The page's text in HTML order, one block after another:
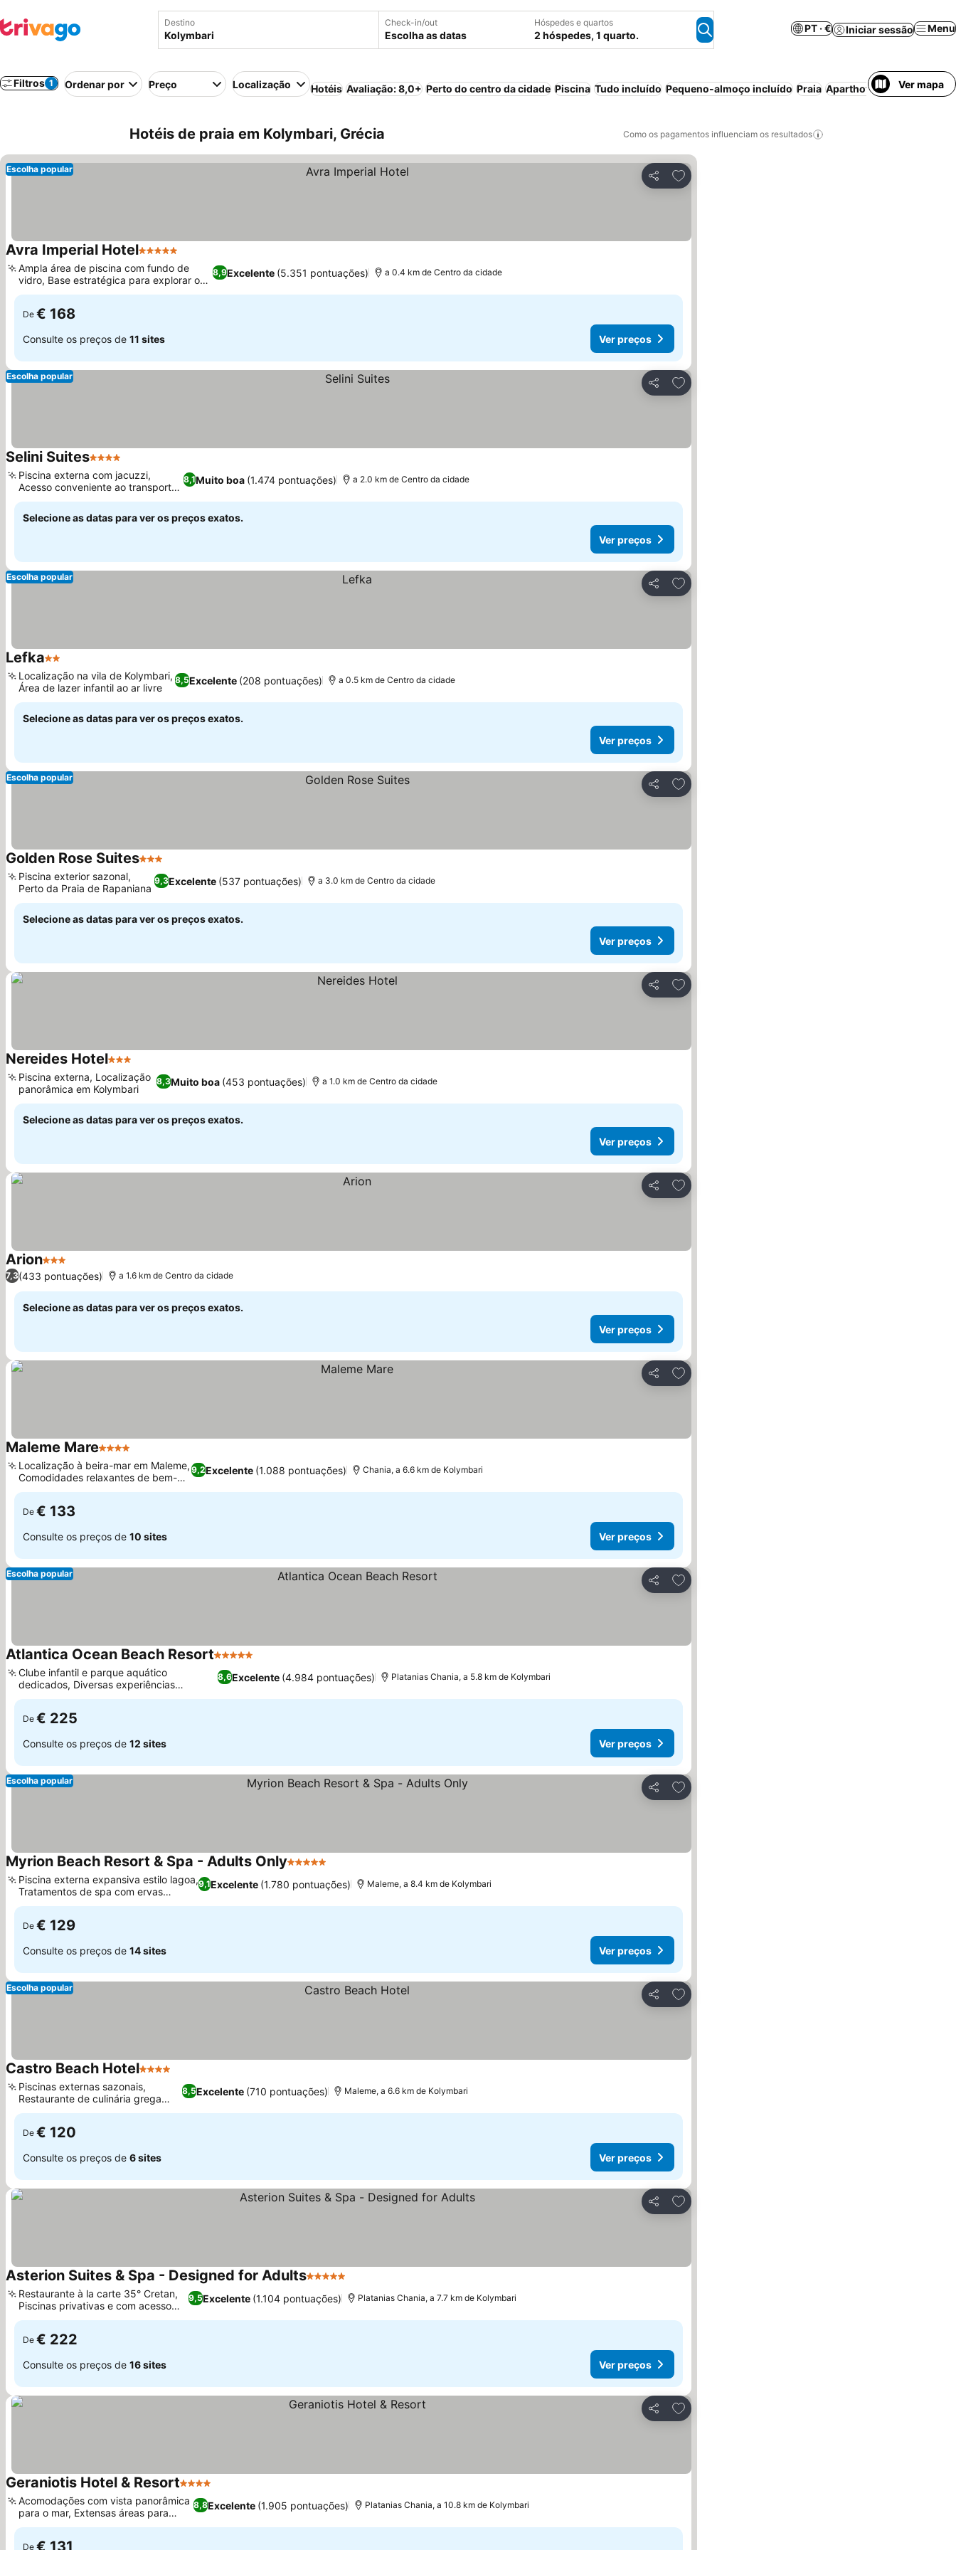
Destino Check-in/out
Escolha as datas
Hóspedes e quartos
2 hóspedes, 1 quarto.
PT · € Iniciar sessão Menu
Filtros 1 Ordenar por Preço Localização Hotéis Avaliação: 8,0+ Perto do centro da cidade Piscina Tudo incluído Pequeno-almoço incluído Praia Aparthotel Resort Meia-
Ver mapa
Hotéis de praia em Kolymbari, Grécia Como os pagamentos influenciam os resultados
Partilhar
Adicionar aos favoritos
Escolha popular
Avra Imperial Hotel5 Estrelas
8,9Excelente (5.351 pontuações)
Ampla área de piscina com fundo de
vidro, Base estratégica para explorar o
oeste de Creta
a 0.4 km de Centro da cidade
De € 168
Consulte os preços de 11 sites Ver preços
Partilhar
Adicionar aos favoritos
Escolha popular
Selini Suites4 Estrelas
8,1Muito boa (1.474 pontuações)
Piscina externa com jacuzzi,
Acesso conveniente ao transporte
público
a 2.0 km de Centro da cidade
Selecione as datas para ver os preços exatos.
Ver preços
Partilhar
Adicionar aos favoritos
Escolha popular
Lefka2 Estrelas
8,5Excelente (208 pontuações)
Localização na vila de Kolymbari,
Área de lazer infantil ao ar livre
a 0.5 km de Centro da cidade
Selecione as datas para ver os preços exatos.
Ver preços
Partilhar
Adicionar aos favoritos
Escolha popular
Golden Rose Suites3 Estrelas
9,3Excelente (537 pontuações)
Piscina exterior sazonal,
Perto da Praia de Rapaniana
a 3.0 km de Centro da cidade
Selecione as datas para ver os preços exatos.
Ver preços
Partilhar
Adicionar aos favoritos
Nereides Hotel3 Estrelas
8,3Muito boa (453 pontuações)
Piscina externa, Localização
panorâmica em Kolymbari
a 1.0 km de Centro da cidade
Selecione as datas para ver os preços exatos.
Ver preços
Partilhar
Adicionar aos favoritos
Arion3 EstrelasVer preços
7,3(433 pontuações) a 1.6 km de Centro da cidade
Selecione as datas para ver os preços exatos.
Ver preços
Partilhar
Adicionar aos favoritos
Maleme Mare4 Estrelas
9,2Excelente (1.088 pontuações)
Localização à beira-mar em Maleme,
Comodidades relaxantes de bem-
estar
Chania, a 6.6 km de Kolymbari
De € 133
Consulte os preços de 10 sites Ver preços
Partilhar
Adicionar aos favoritos
Escolha popular
Atlantica Ocean Beach Resort5 Estrelas
8,6Excelente (4.984 pontuações)
Clube infantil e parque aquático
dedicados, Diversas experiências
gastronômicas internacionais
Platanias Chania, a 5.8 km de Kolymbari
De € 225
Consulte os preços de 12 sites Ver preços
Partilhar
Adicionar aos favoritos
Escolha popular
Myrion Beach Resort & Spa - Adults Only5 Estrelas
9,1Excelente (1.780 pontuações)
Piscina externa expansiva estilo lagoa,
Tratamentos de spa com ervas
cretenses
Maleme, a 8.4 km de Kolymbari
De € 129
Consulte os preços de 14 sites Ver preços
Partilhar
Adicionar aos favoritos
Escolha popular
Castro Beach Hotel4 Estrelas
8,5Excelente (710 pontuações)
Piscinas externas sazonais,
Restaurante de culinária grega
autêntica
Maleme, a 6.6 km de Kolymbari
De € 120
Consulte os preços de 6 sites Ver preços
Partilhar
Adicionar aos favoritos
Asterion Suites & Spa - Designed for Adults5 Estrelas
9,5Excelente (1.104 pontuações)
Restaurante à la carte 35° Cretan,
Piscinas privativas e com acesso
direto
Platanias Chania, a 7.7 km de Kolymbari
De € 222
Consulte os preços de 16 sites Ver preços
Partilhar
Adicionar aos favoritos
Geraniotis Hotel & Resort4 Estrelas
8,8Excelente (1.905 pontuações)
Acomodações com vista panorâmica
para o mar, Extensas áreas para
famílias
Platanias Chania, a 10.8 km de Kolymbari
De € 131